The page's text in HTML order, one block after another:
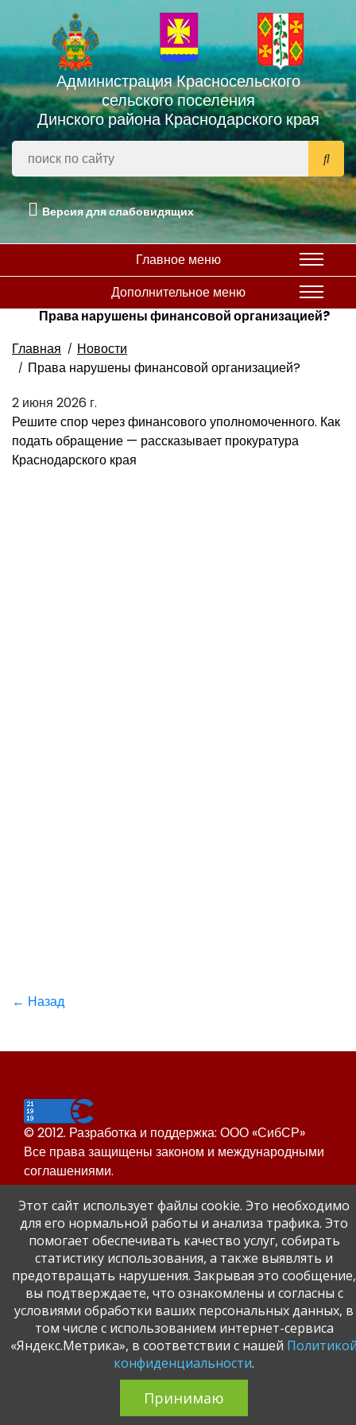
Администрация Красносельского
сельского поселения
Динского района Краснодарского края
Версия для слабовидящих
Главное меню
Дополнительное меню
Права нарушены финансовой организацией?
Главная
Новости
Права нарушены финансовой организацией?
2 июня 2026 г.
Решите спор через финансового уполномоченного. Как
подать обращение — рассказывает прокуратура
Краснодарского края
← Назад
© 2012. Разработка и поддержка: ООО «СибСР»
Все права защищены законом и международными
соглашениями.
Сайт Динского района
Официальный сайт администрации Краснодарского
края.
Этот сайт использует файлы cookie. Это необходимо
для его нормальной работы и анализа трафика. Это
помогает обеспечивать качество услуг, собирать
статистику использования, а также выявлять и
предотвращать нарушения. Закрывая это сообщение,
вы подтверждаете, что ознакомлены и согласны с
условиями обработки ваших персональных данных, в
том числе с использованием интернет-сервиса
«Яндекс.Метрика», в соответствии с нашей
конфиденциальности.
Принимаю